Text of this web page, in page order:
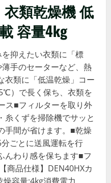
類乾燥機 低
容量4kg
抑えたい衣類に「標
手のセーターなど、熱
衣類に「低温乾燥」コー
）で長く保ち、衣類を
ス■フィルターを取り外
糸くずを掃除機でサッと
手間が省けます。■乾燥
ごとに送風運転を行
んわり感を保ちます■フ
商品仕様】DEN40HXカ